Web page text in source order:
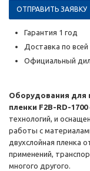
ОТПРАВИТЬ ЗАЯВКУ
Гарантия 1 год
Доставка по
Официальный
Оборудования для
пленки F2B-RD-1700
технологий, и
работы с
двухслойная пленка
применений,
многого другого.